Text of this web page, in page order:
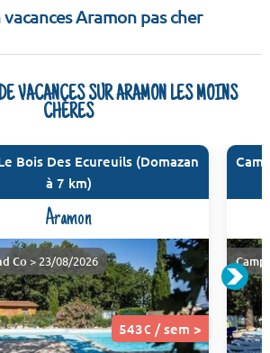
Aramon pas cher
VACANCES SUR ARAMON LES MOINS
CHÈRES
Bois Des Ecureuils (Domazan
à 7 km)
Aramon
543€ / sem >
Co> 23/08/2026